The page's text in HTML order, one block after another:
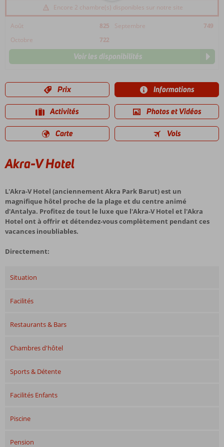
Encore 2 chambre(s) disponibles sur notre site
Août 825 Septembre
749
Octobre
722
Voir les disponibilités
Prix Informations
Activités Photos et Vidéos
Carte Vols
Akra-V Hotel
L'Akra-V Hotel (anciennement Akra Park Barut) est un
magnifique hôtel proche de la plage et du centre animé
d'Antalya. Profitez de tout le luxe que l'Akra-V Hotel et l'Akra
Hotel ont à offrir et détendez-vous complètement pendant ces
vacances inoubliables.
Directement:
Situation
Facilités
Restaurants & Bars
Chambres d'hôtel
Sports & Détente
Facilités Enfants
Piscine
Pension